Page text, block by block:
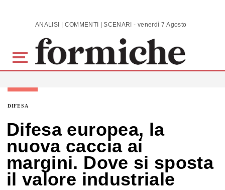
Skip to main content ANALISI | COMMENTI | SCENARI - venerdì 7 Agosto 2026
DIFESA
Difesa europea, la
nuova caccia ai
margini. Dove si sposta
il valore industriale